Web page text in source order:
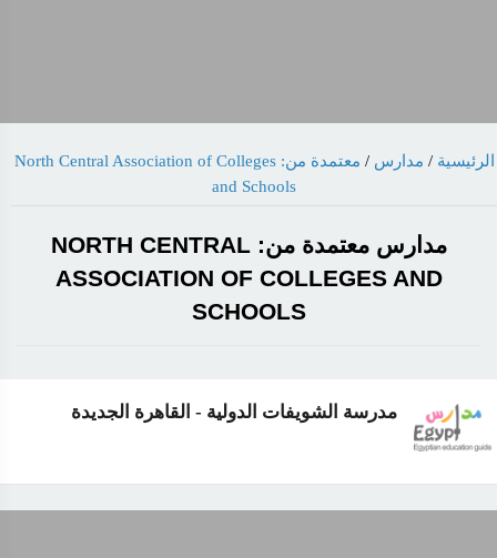
الرئيسية / مدارس /
معتمدة من: North Central Association of Colleges
and Schools
مدارس معتمدة من: NORTH CENTRAL
ASSOCIATION OF COLLEGES AND
SCHOOLS
مدرسة الشويفات الدولية - القاهرة الجديدة